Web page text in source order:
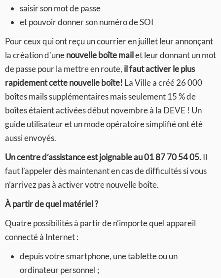
saisir son mot de passe
et pouvoir donner son numéro de SOI
Pour ceux qui ont reçu un courrier en juillet leur annonçant
la création d’unenouvelle boîte mailet leur donnant un mot
de passe pour la mettre en route, il faut activer le plus
rapidement cette nouvelle boîte! La Ville a créé 26 000
boîtes mails supplémentaires mais seulement 15 % de
boîtes étaient activées début novembre à la DEVE ! Un
guide utilisateur et un mode opératoire simplifié ont été
aussi envoyés.
Un centre d’assistance est joignable au01 87 70 54 05.Il
faut l’appeler dès maintenant en cas de difficultés si vous
n’arrivez pas à activer votre nouvelle boîte.
À partir de quel matériel ?
Quatre possibilités à partir de n’importe quel appareil
connecté à Internet :
depuis votre smartphone, une tablette ou un
ordinateur personnel ;